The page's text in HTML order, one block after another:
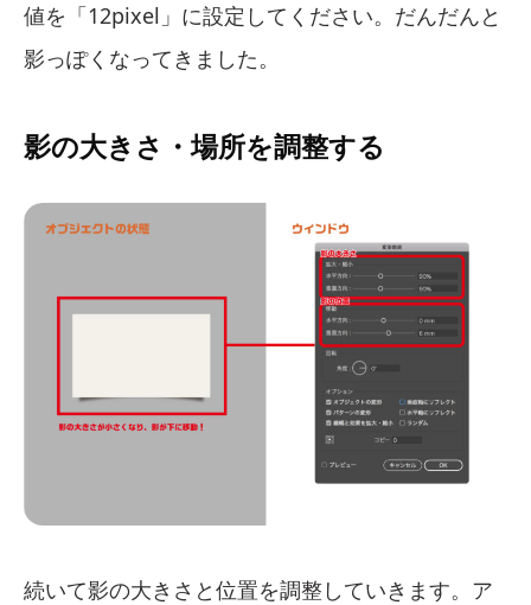
値を「12pixel」に設定してください。だんだんと
影っぽくなってきました。
影の大きさ・場所を調整する
続いて影の大きさと位置を調整していきます。ア